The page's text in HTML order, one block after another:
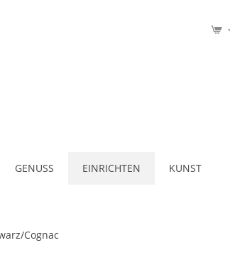
GENUSS EINRICHTEN KUNST
Cognac